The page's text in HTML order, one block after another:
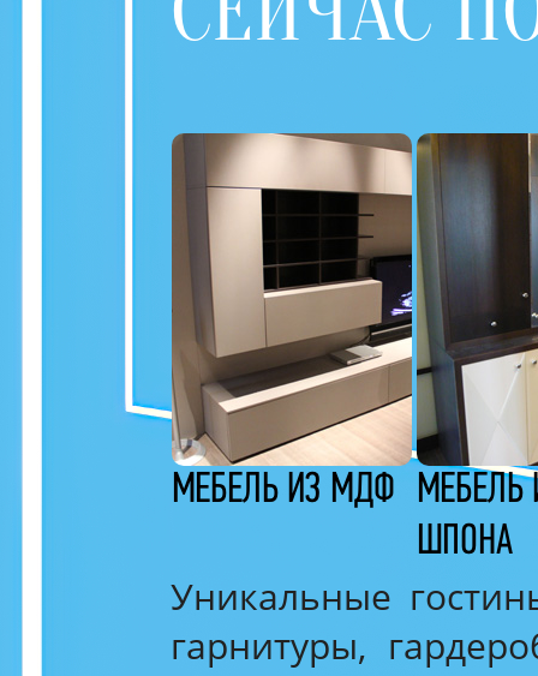
Уникальные
гарнитуры,
МЕБЕЛЬ ИЗ МДФ МЕБЕЛЬ
ШПОНА